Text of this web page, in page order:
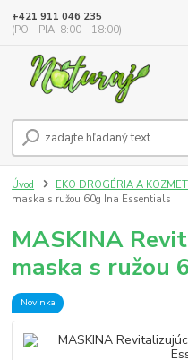
+421 911 046 235
(PO - PIA, 8:00 - 18:00)
Úvod EKO DROGÉRIA A
maska ​​s ružou 60g Ina Essentials
MASKINA
maska ​​s ružou
Novinka